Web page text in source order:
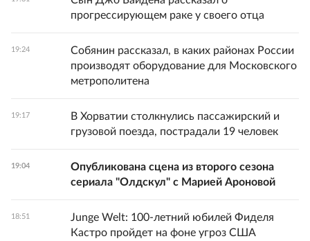
прогрессирующем раке у своего отца
19:24
Собянин рассказал, в каких районах России
производят оборудование для Московского
метрополитена
19:17
В Хорватии столкнулись пассажирский и
грузовой поезда, пострадали 19 человек
19:04
Опубликована сцена из второго сезона
сериала "Олдскул" с Марией Ароновой
18:51
Junge Welt: 100-летний юбилей Фиделя
Кастро пройдет на фоне угроз США